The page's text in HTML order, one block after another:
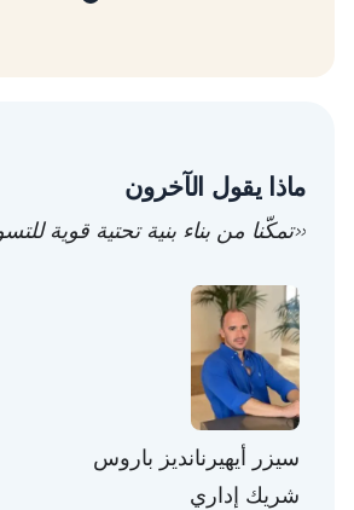
ماذا يقول الآخرون
«تمكّنا من بناء بنية تحتية قوية
سيزر أيهيرنانديز باروس
شريك إداري